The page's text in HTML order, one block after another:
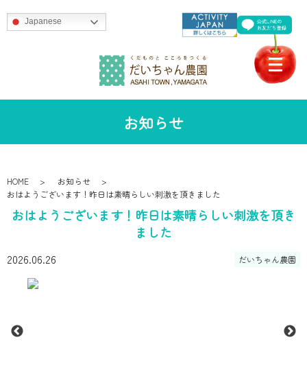
Japanese
お知らせ
HOME
お知らせ
おはようございます！昨日は素晴らしい刺激を頂きました
おはようございます！昨日は素晴らしい刺激を頂き
ました
2026.06.26 だいちゃん農園